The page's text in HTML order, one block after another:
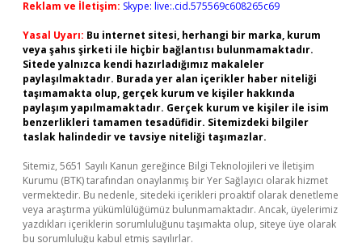
Reklam ve İletişim: Skype: live:.cid.575569c608265c69
Yasal Uyarı: Bu internet sitesi, herhangi bir marka, kurum
veya şahıs şirketi ile hiçbir bağlantısı bulunmamaktadır.
Sitede yalnızca kendi hazırladığımız makaleler
paylaşılmaktadır. Burada yer alan içerikler haber niteliği
taşımamakta olup, gerçek kurum ve kişiler hakkında
paylaşım yapılmamaktadır. Gerçek kurum ve kişiler ile isim
benzerlikleri tamamen tesadüfidir. Sitemizdeki bilgiler
taslak halindedir ve tavsiye niteliği taşımazlar.
Sitemiz, 5651 Sayılı Kanun gereğince Bilgi Teknolojileri ve İletişim
Kurumu (BTK) tarafından onaylanmış bir Yer Sağlayıcı olarak hizmet
vermektedir. Bu nedenle, sitedeki içerikleri proaktif olarak denetleme
veya araştırma yükümlülüğümüz bulunmamaktadır. Ancak, üyelerimiz
yazdıkları içeriklerin sorumluluğunu taşımakta olup, siteye üye olarak
bu sorumluluğu kabul etmiş sayılırlar.